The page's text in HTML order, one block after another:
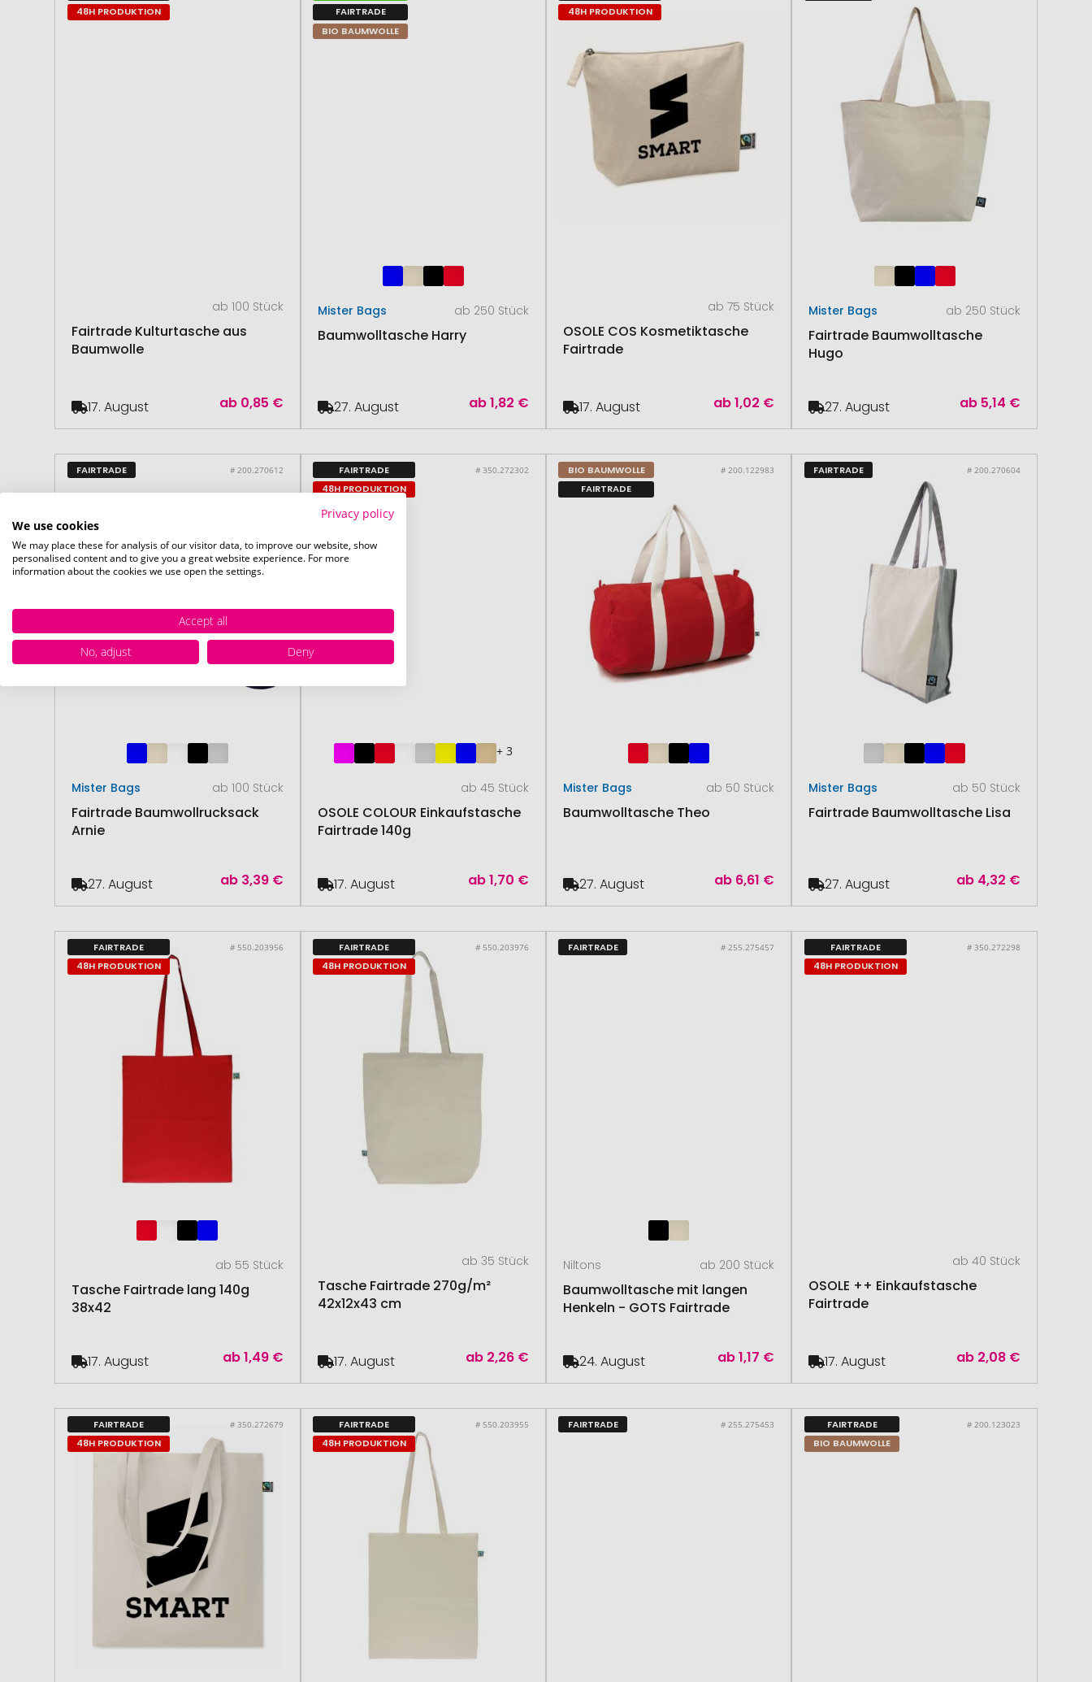
48H PRODUKTION
ab 100 Stück
Fairtrade Kulturtasche aus
Baumwolle
ab 0,85 €
17. August
FAIRTRADE
BIO BAUMWOLLE
Mister Bags ab 250 Stück
Baumwolltasche Harry
ab1,82 €
27. August
48H PRODUKTION
ab 75 Stück
OSOLE COS Kosmetiktasche
Fairtrade
ab1,02 €
17. August
Mister Bags ab 250 Stück
Fairtrade Baumwolltasche
Hugo
ab 5,14 €
27. August
FAIRTRADE # 200.270612
Mister Bags ab 100 Stück
Fairtrade Baumwollrucksack
Arnie
ab 3,39 €
27. August
FAIRTRADE
48H PRODUKTION
# 350.272302
+ 3
ab 45 Stück
OSOLE COLOUR Einkaufstasche
Fairtrade 140g
ab1,70 €
17. August
BIO BAUMWOLLE
FAIRTRADE
# 200.122983
Mister Bags ab 50 Stück
Baumwolltasche Theo
ab 6,61 €
27. August
FAIRTRADE # 200.270604
Mister Bags ab 50 Stück
Fairtrade Baumwolltasche Lisa
ab 4,32 €
27. August
FAIRTRADE
48H PRODUKTION
# 550.203956
ab 55 Stück
Tasche Fairtrade lang 140g
38x42
ab1,49 €
17. August
FAIRTRADE
48H PRODUKTION
# 550.203976
ab 35 Stück
Tasche Fairtrade 270g/m²
42x12x43 cm
ab 2,26 €
17. August
FAIRTRADE # 255.275457
Niltons ab 200 Stück
Baumwolltasche mit langen
Henkeln - GOTS Fairtrade
ab1,17 €
24. August
FAIRTRADE
48H PRODUKTION
# 350.272298
ab 40 Stück
OSOLE ++ Einkaufstasche
Fairtrade
ab 2,08 €
17. August
FAIRTRADE
48H PRODUKTION
# 350.272679
FAIRTRADE
48H PRODUKTION
# 550.203955 FAIRTRADE # 255.275453
FAIRTRADE
BIO BAUMWOLLE
# 200.123023
Privacy policy
We use cookies
We may place these for analysis of our visitor data, to improve our website, show
personalised content and to give you a great website experience. For more
information about the cookies we use open the settings.
Accept all
No, adjust
Deny